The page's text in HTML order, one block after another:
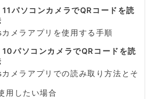
パソコンカメラでQRコードを読
メラアプリを使用する手順
パソコンカメラでQRコードを読
メラアプリでの読み取り方法とそ
用したい場合